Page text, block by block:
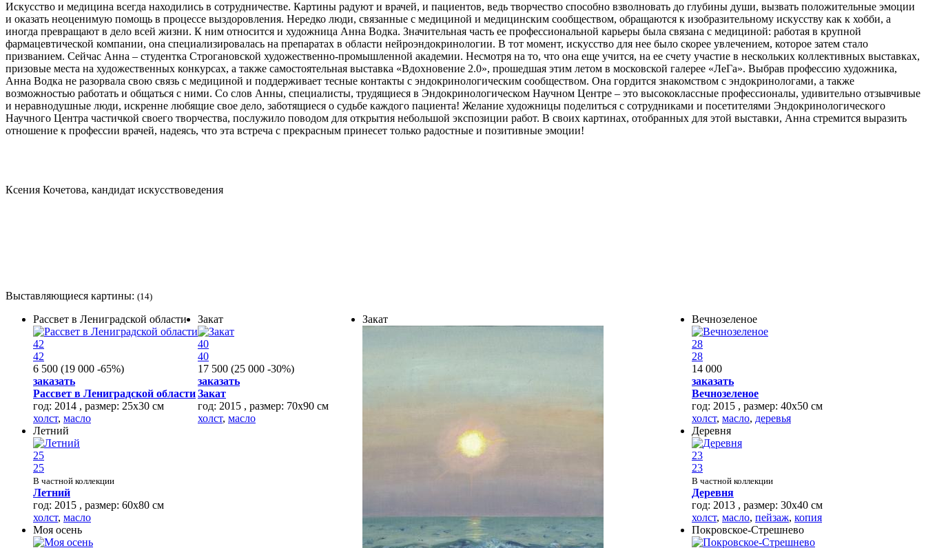
Искусство и медицина всегда находились в сотрудничестве. Картины радуют и врачей, и пациентов, ведь творчество способно взволновать до глубины души, вызвать положительные эмоции
и оказать неоценимую помощь в процессе выздоровления. Нередко люди, связанные с медициной и медицинским сообществом, обращаются к изобразительному искусству как к хобби, а
иногда превращают в дело всей жизни. К ним относится и художница Анна Водка. Значительная часть ее профессиональной карьеры была связана с медициной: работая в крупной
фармацевтической компании, она специализировалась на препаратах в области нейроэндокринологии. В тот момент, искусство для нее было скорее увлечением, которое затем стало
призванием. Сейчас Анна – студентка Строгановской художественно-промышленной академии. Несмотря на то, что она еще учится, на ее счету участие в нескольких коллективных выставках,
призовые места на художественных конкурсах, а также самостоятельная выставка «Вдохновение 2.0», прошедшая этим летом в московской галерее «ЛеГа». Выбрав профессию художника,
Анна Водка не разорвала свою связь с медициной и поддерживает тесные контакты с эндокринологическим сообществом. Она гордится знакомством с эндокринологами, а также
возможностью работать и общаться с ними. Со слов Анны, специалисты, трудящиеся в Эндокринологическом Научном Центре – это высококлассные профессионалы, удивительно отзывчивые
и неравнодушные люди, искренне любящие свое дело, заботящиеся о судьбе каждого пациента! Желание художницы поделиться с сотрудниками и посетителями Эндокринологического
Научного Центра частичкой своего творчества, послужило поводом для открытия небольшой экспозиции работ. В своих картинах, отобранных для этой выставки, Анна стремится выразить
отношение к профессии врачей, надеясь, что эта встреча с прекрасным принесет только радостные и позитивные эмоции!
Ксения Кочетова, кандидат искусствоведения
Выставляющиеся картины: (14)
Рассвет в Лениградской области
42
42
6 500 (19 000 -65%)
заказать
Рассвет в Лениградской области
год: 2014 , размер: 25х30 см
холст, масло
Закат
40
40
17 500 (25 000 -30%)
заказать
Закат
год: 2015 , размер: 70х90 см
холст, масло
Закат Вечнозеленое
28
28
14 000
заказать
Вечнозеленое
год: 2015 , размер: 40х50 см
холст, масло, деревья
Летний
25
25
В частной коллекции
Летний
год: 2015 , размер: 60х80 см
холст, масло
Моя осень
Деревня
23
23
В частной коллекции
Деревня
год: 2013 , размер: 30х40 см
холст, масло, пейзаж, копия
Покровское-Стрешнево